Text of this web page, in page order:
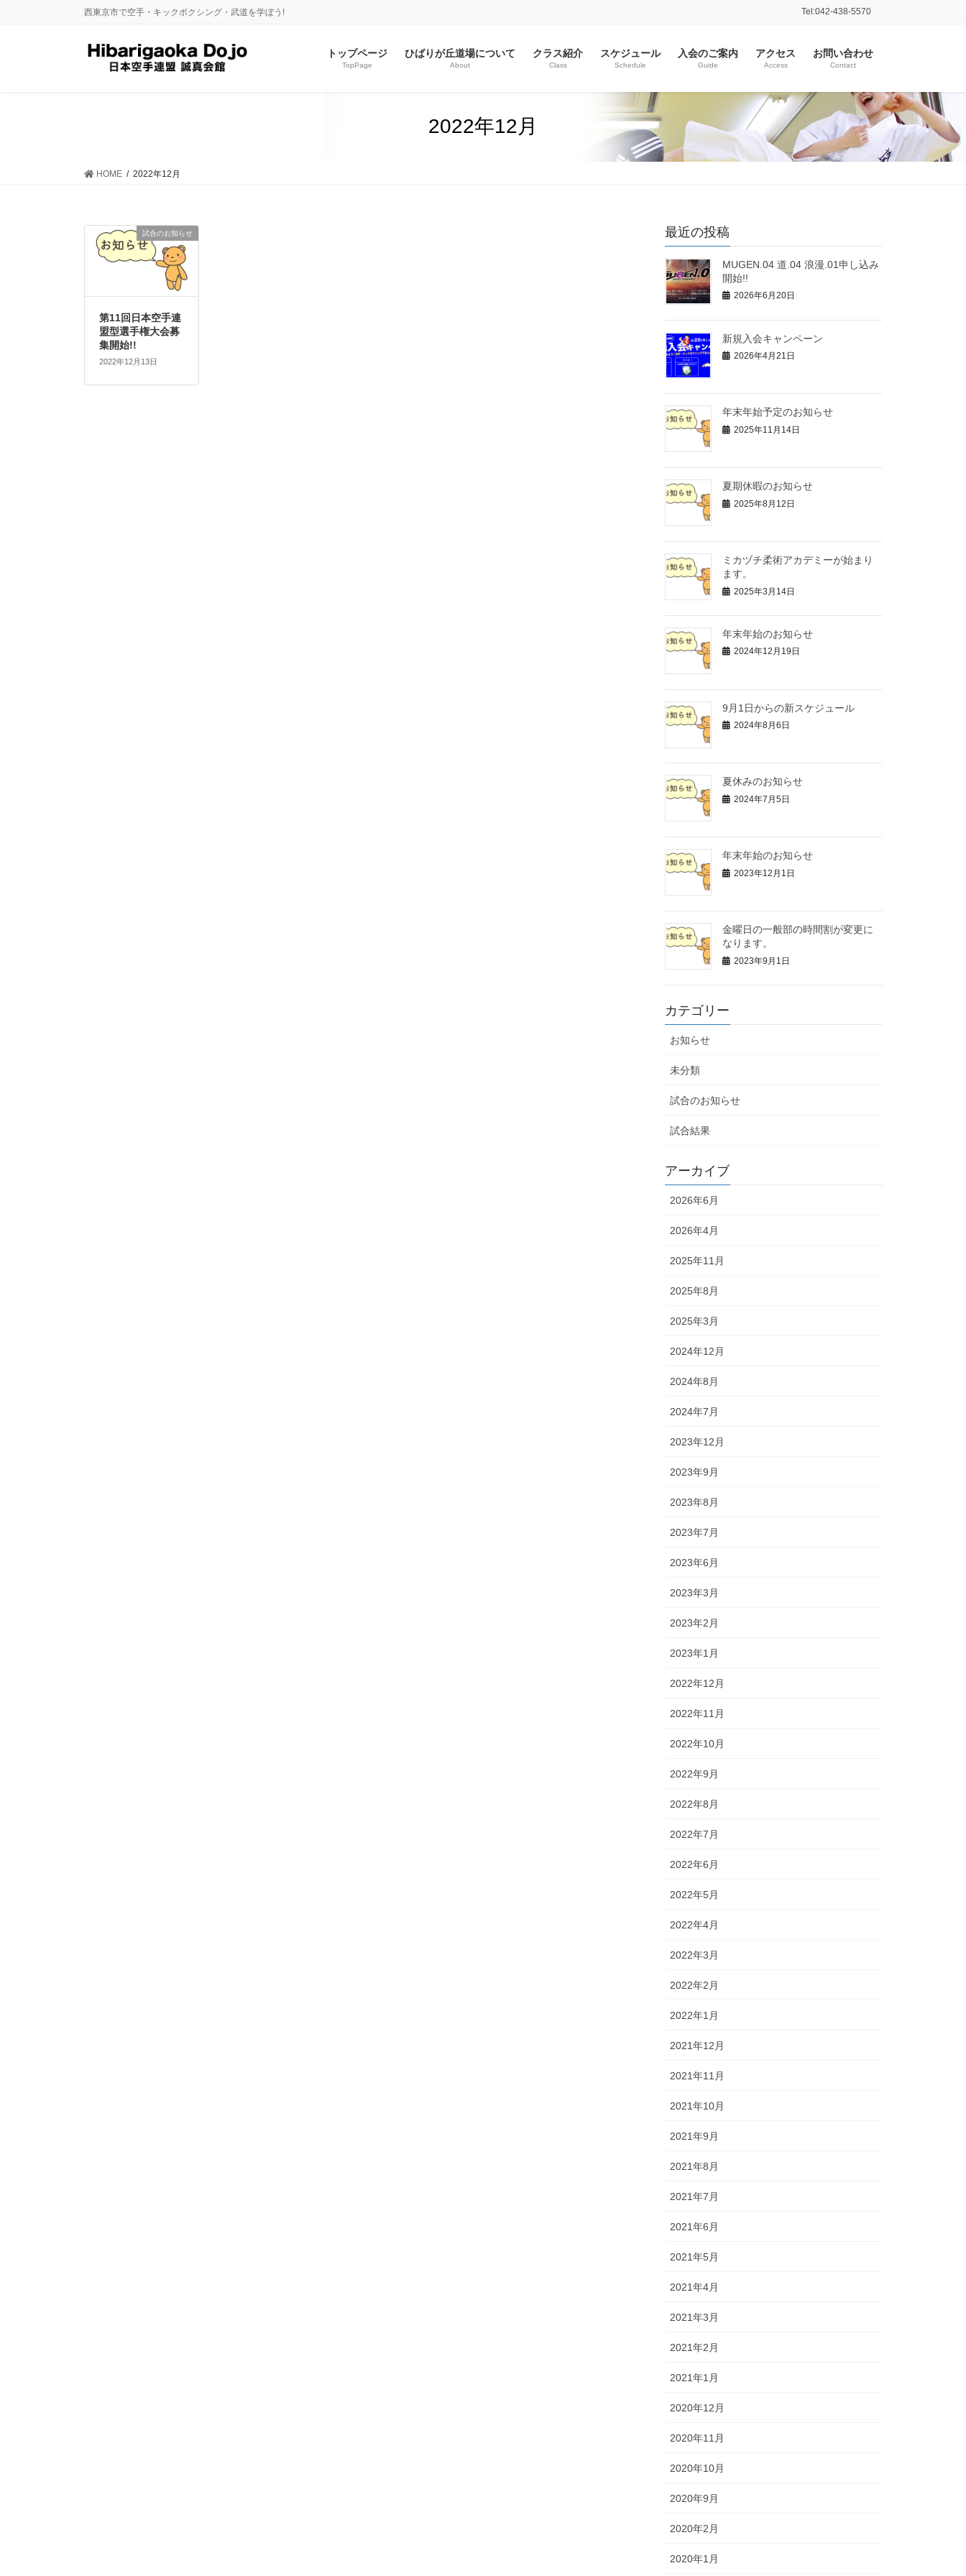
西東京市で空手・キックボクシング・武道を学ぼう! Tel:042-438-5570
トップページ
TopPage
ひばりが丘道場について
About
クラス紹介
Class
スケジュール
Schedule
入会のご案内
Guide
アクセス
Access
お問い合わせ
Contact
2022年12月
HOME 2022年12月
試合のお知らせ
第11回日本空手連
盟型選手権大会募
集開始!!
2022年12月13日
最近の投稿
MUGEN.04 道.04 浪漫.01申し込み
開始!!
2026年6月20日
新規入会キャンペーン
2026年4月21日
年末年始予定のお知らせ
2025年11月14日
夏期休暇のお知らせ
2025年8月12日
ミカヅチ柔術アカデミーが始まり
ます。
2025年3月14日
年末年始のお知らせ
2024年12月19日
9月1日からの新スケジュール
2024年8月6日
夏休みのお知らせ
2024年7月5日
年末年始のお知らせ
2023年12月1日
金曜日の一般部の時間割が変更に
なります。
2023年9月1日
カテゴリー
お知らせ
未分類
試合のお知らせ
試合結果
アーカイブ
2026年6月
2026年4月
2025年11月
2025年8月
2025年3月
2024年12月
2024年8月
2024年7月
2023年12月
2023年9月
2023年8月
2023年7月
2023年6月
2023年3月
2023年2月
2023年1月
2022年12月
2022年11月
2022年10月
2022年9月
2022年8月
2022年7月
2022年6月
2022年5月
2022年4月
2022年3月
2022年2月
2022年1月
2021年12月
2021年11月
2021年10月
2021年9月
2021年8月
2021年7月
2021年6月
2021年5月
2021年4月
2021年3月
2021年2月
2021年1月
2020年12月
2020年11月
2020年10月
2020年9月
2020年2月
2020年1月